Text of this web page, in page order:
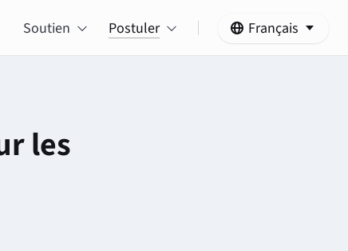
Soutien Postuler Français